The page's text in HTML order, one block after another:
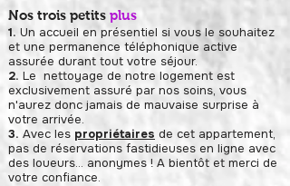
Nos trois petits plus
1. Un accueil en présentiel si vous le souhaitez
et une permanence téléphonique active
assurée durant tout votre séjour.
2. Le nettoyage de notre logement est
exclusivement assuré par nos soins, vous
n'aurez donc jamais de mauvaise surprise à
votre arrivée.
3. Avec les propriétaires de cet appartement,
pas de réservations fastidieuses en ligne avec
des loueurs... anonymes ! A bientôt et merci de
votre confiance.